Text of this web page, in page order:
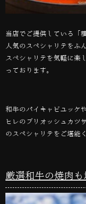
当店でご提供している「
人気のスペシャリテをふ
スペシャリテを気軽に楽
っております。
和牛のパイキャビユッケ
ヒレのブリオッシュカツ
のスペシャリテをご堪能
厳選和牛の焼肉